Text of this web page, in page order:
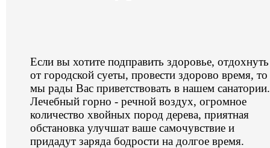
Если вы хотите подправить здоровье, отдохнуть
от городской суеты, провести здорово время, то
мы рады Вас приветствовать в нашем санатории.
Лечебный горно - речной воздух, огромное
количество хвойных пород дерева, приятная
обстановка улучшат ваше самочувствие и
придадут заряда бодрости на долгое время.